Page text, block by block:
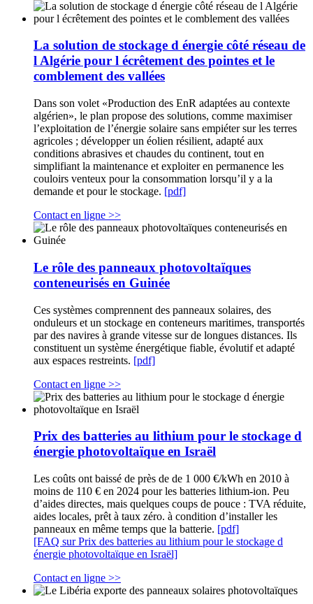
La solution de stockage d énergie côté réseau de
l Algérie pour l écrêtement des pointes et le
comblement des vallées
Dans son volet «Production des EnR adaptées au contexte
algérien», le plan propose des solutions, comme maximiser
l’exploitation de l’énergie solaire sans empiéter sur les terres
agricoles ; développer un éolien résilient, adapté aux
conditions abrasives et chaudes du continent, tout en
simplifiant la maintenance et exploiter en permanence les
couloirs venteux pour la consommation lorsqu’il y a la
demande et pour le stockage. [pdf]
Contact en ligne >>
Le rôle des panneaux photovoltaïques
conteneurisés en Guinée
Ces systèmes comprennent des panneaux solaires, des
onduleurs et un stockage en conteneurs maritimes, transportés
par des navires à grande vitesse sur de longues distances. Ils
constituent un système énergétique fiable, évolutif et adapté
aux espaces restreints. [pdf]
Contact en ligne >>
Prix des batteries au lithium pour le stockage d
énergie photovoltaïque en Israël
Les coûts ont baissé de près de de 1 000 €/kWh en 2010 à
moins de 110 € en 2024 pour les batteries lithium-ion. Peu
d’aides directes, mais quelques coups de pouce : TVA réduite,
aides locales, prêt à taux zéro. à condition d’installer les
panneaux en même temps que la batterie. [pdf]
[FAQ sur Prix des batteries au lithium pour le stockage d
énergie photovoltaïque en Israël]
Contact en ligne >>